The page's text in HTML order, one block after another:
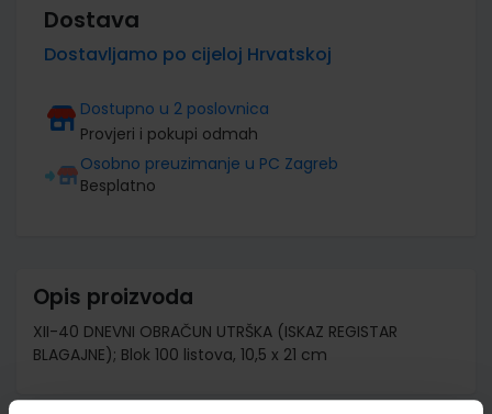
Dostava
Dostavljamo po cijeloj Hrvatskoj
Dostupno u 2 poslovnica
Provjeri i pokupi odmah
Osobno preuzimanje u PC Zagreb
Besplatno
Opis proizvoda
XII-40 DNEVNI OBRAČUN UTRŠKA (ISKAZ REGISTAR
BLAGAJNE); Blok 100 listova, 10,5 x 21 cm